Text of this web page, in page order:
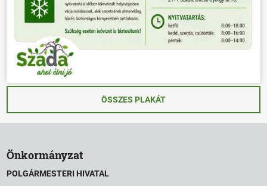
ÖSSZES PLAKÁT
Önkormányzat
POLGÁRMESTERI HIVATAL